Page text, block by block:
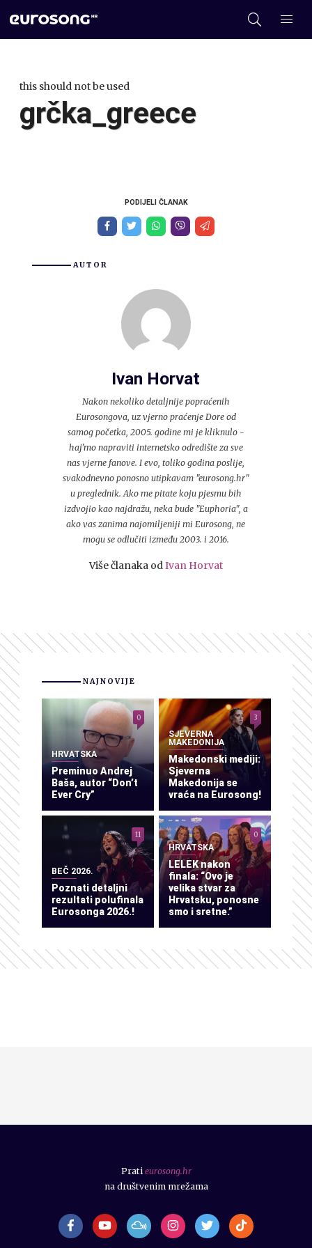
this should not be used
grčka_greece
PODIJELI ČLANAK
AUTOR
Ivan Horvat
Nakon nekoliko detaljnije popraćenih
Eurosongova, uz vjerno praćenje Dore od
samog početka, 2005. godine mi je kliknulo -
haj'mo napraviti internetsko odredište za sve
nas vjerne fanove. I evo, toliko godina poslije,
svakodnevno ponosno utipkavam "eurosong.hr"
u preglednik. Ako me pitate koju pjesmu bih
izdvojio kao najdražu, neka bude "Euphoria", a
ako vas zanima najomiljeniji mi Eurosong, ne
mogu se odlučiti između 2003. i 2016.
Više članaka odIvan Horvat
NAJNOVIJE
HRVATSKA
Preminuo Andrej
Baša, autor “Don’t
Ever Cry”
0
SJEVERNA
MAKEDONIJA
Makedonski mediji:
Sjeverna
Makedonija se
vraća na Eurosong!
3
BEČ 2026.
Poznati detaljni
rezultati polufinala
Eurosonga 2026.!
11
HRVATSKA
LELEK nakon
finala: “Ovo je
velika stvar za
Hrvatsku, ponosne
smo i sretne.”
0
Prati eurosong.hr
na društvenim mrežama